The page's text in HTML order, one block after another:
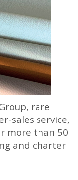
rare
sales service,
more than 50
and charter